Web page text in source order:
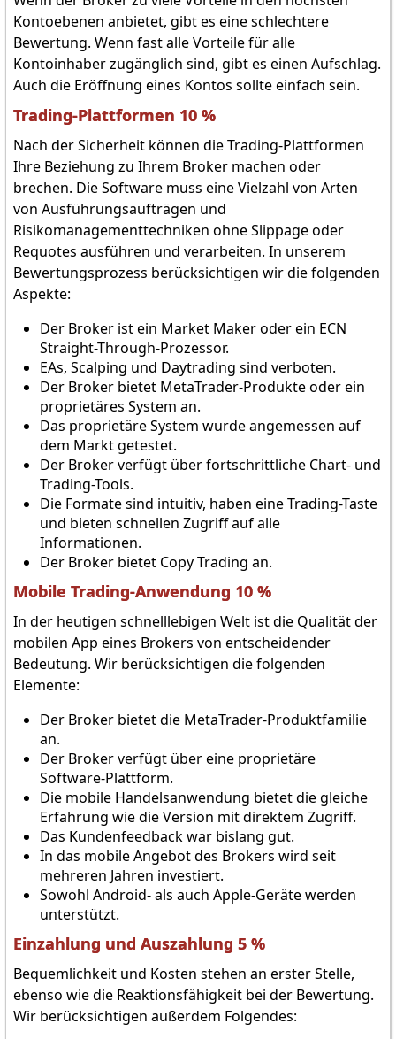
Kontoebenen anbietet, gibt es eine schlechtere
Bewertung. Wenn fast alle Vorteile für alle
Kontoinhaber zugänglich sind, gibt es einen Aufschlag.
Auch die Eröffnung eines Kontos sollte einfach sein.
Trading-Plattformen 10 %
Nach der Sicherheit können die Trading-Plattformen
Ihre Beziehung zu Ihrem Broker machen oder
brechen. Die Software muss eine Vielzahl von Arten
von Ausführungsaufträgen und
Risikomanagementtechniken ohne Slippage oder
Requotes ausführen und verarbeiten. In unserem
Bewertungsprozess berücksichtigen wir die folgenden
Aspekte:
Der Broker ist ein Market Maker oder ein ECN
Straight-Through-Prozessor.
EAs, Scalping und Daytrading sind verboten.
Der Broker bietet MetaTrader-Produkte oder ein
proprietäres System an.
Das proprietäre System wurde angemessen auf
dem Markt getestet.
Der Broker verfügt über fortschrittliche Chart- und
Trading-Tools.
Die Formate sind intuitiv, haben eine Trading-Taste
und bieten schnellen Zugriff auf alle
Informationen.
Der Broker bietet Copy Trading an.
Mobile Trading-Anwendung 10 %
In der heutigen schnelllebigen Welt ist die Qualität der
mobilen App eines Brokers von entscheidender
Bedeutung. Wir berücksichtigen die folgenden
Elemente:
Der Broker bietet die MetaTrader-Produktfamilie
an.
Der Broker verfügt über eine proprietäre
Software-Plattform.
Die mobile Handelsanwendung bietet die gleiche
Erfahrung wie die Version mit direktem Zugriff.
Das Kundenfeedback war bislang gut.
In das mobile Angebot des Brokers wird seit
mehreren Jahren investiert.
Sowohl Android- als auch Apple-Geräte werden
unterstützt.
Einzahlung und Auszahlung 5 %
Bequemlichkeit und Kosten stehen an erster Stelle,
ebenso wie die Reaktionsfähigkeit bei der Bewertung.
Wir berücksichtigen außerdem Folgendes: